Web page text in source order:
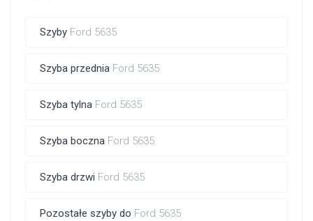
Szyby Ford 5635
Szyba przednia Ford 5635
Szyba tylna Ford 5635
Szyba boczna Ford 5635
Szyba drzwi Ford 5635
Pozostałe szyby do Ford 5635